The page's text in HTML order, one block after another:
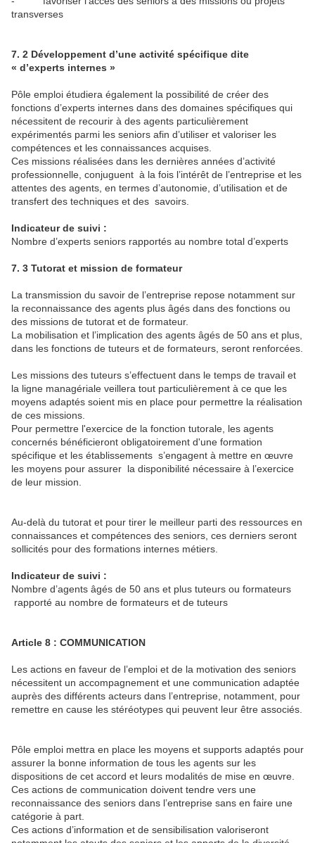
transverses
7. 2 Développement d’une activité spécifique dite
« d’experts internes »
Pôle emploi étudiera également la possibilité de créer des
fonctions d’experts internes dans des domaines spécifiques qui
nécessitent de recourir à des agents particulièrement
expérimentés parmi les seniors afin d’utiliser et valoriser les
compétences et les connaissances acquises.
Ces missions réalisées dans les dernières années d’activité
professionnelle, conjuguent à la fois l’intérêt de l’entreprise et les
attentes des agents, en termes d’autonomie, d’utilisation et de
transfert des techniques et des savoirs.
Indicateur de suivi :
Nombre d’experts seniors rapportés au nombre total d’experts
7. 3 Tutorat et mission de formateur
La transmission du savoir de l’entreprise repose notamment sur
la reconnaissance des agents plus âgés dans des fonctions ou
des missions de tutorat et de formateur.
La mobilisation et l’implication des agents âgés de 50 ans et plus,
dans les fonctions de tuteurs et de formateurs, seront renforcées.
Les missions des tuteurs s’effectuent dans le temps de travail et
la ligne managériale veillera tout particulièrement à ce que les
moyens adaptés soient mis en place pour permettre la réalisation
de ces missions.
Pour permettre l'exercice de la fonction tutorale, les agents
concernés bénéficieront obligatoirement d'une formation
spécifique et les établissements s’engagent à mettre en œuvre
les moyens pour assurer la disponibilité nécessaire à l’exercice
de leur mission.
Au-delà du tutorat et pour tirer le meilleur parti des ressources en
connaissances et compétences des seniors, ces derniers seront
sollicités pour des formations internes métiers.
Indicateur de suivi :
Nombre d’agents âgés de 50 ans et plus tuteurs ou formateurs
rapporté au nombre de formateurs et de tuteurs
Article 8 : COMMUNICATION
Les actions en faveur de l’emploi et de la motivation des seniors
nécessitent un accompagnement et une communication adaptée
auprès des différents acteurs dans l’entreprise, notamment, pour
remettre en cause les stéréotypes qui peuvent leur être associés.
Pôle emploi mettra en place les moyens et supports adaptés pour
assurer la bonne information de tous les agents sur les
dispositions de cet accord et leurs modalités de mise en œuvre.
Ces actions de communication doivent tendre vers une
reconnaissance des seniors dans l’entreprise sans en faire une
catégorie à part.
Ces actions d’information et de sensibilisation valoriseront